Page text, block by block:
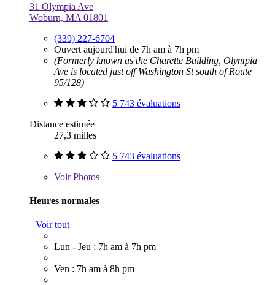
31 Olympia Ave
Woburn, MA 01801
(339) 227-6704
Ouvert aujourd'hui de 7h am à 7h pm
(Formerly known as the Charette Building, Olympia
Ave is located just off Washington St south of Route
95/128)
5 743 évaluations
Distance estimée
27,3 milles
5 743 évaluations
VoirPhotos
Heures normales
Voir tout
Lun - Jeu : 7h am à 7h pm
Ven : 7h am à 8h pm